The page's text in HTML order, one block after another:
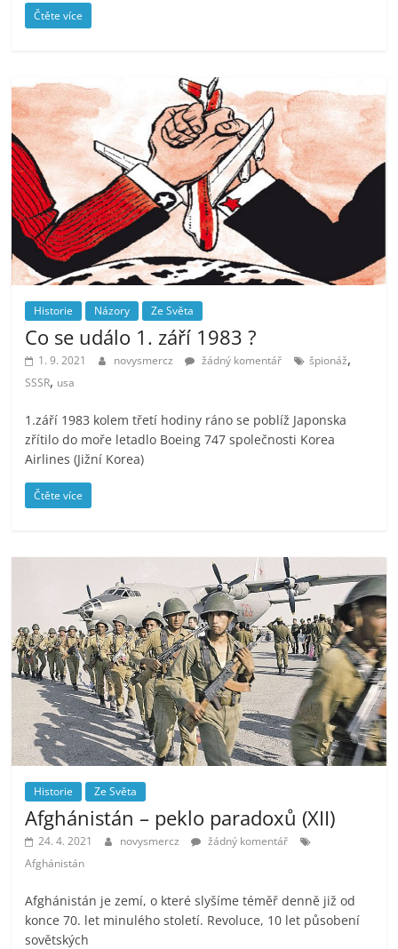
Čtěte více
Historie Názory Ze Světa
Co se událo 1. září 1983 ?
1. 9. 2021 novysmercz žádný komentář špionáž,
SSSR, usa
1.září 1983 kolem třetí hodiny ráno se poblíž Japonska
zřítilo do moře letadlo Boeing 747 společnosti Korea
Airlines (Jižní Korea)
Čtěte více
Historie Ze Světa
Afghánistán – peklo paradoxů (XII)
24. 4. 2021 novysmercz
žádný komentář
Afghánistán
Afghánistán je zemí, o které slyšíme téměř denně již od
konce 70. let minulého století. Revoluce, 10 let působení
sovětských